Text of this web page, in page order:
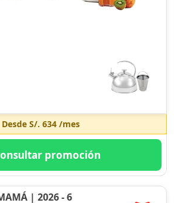
Desde S/. 634/mes
promoción
| 2026 - 6